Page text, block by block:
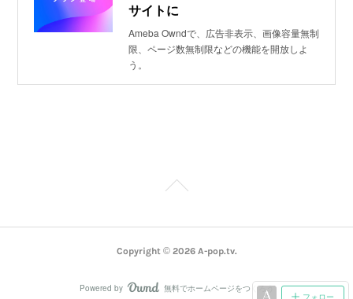
サイトに
Ameba Owndで、広告非表示、画像容量無制
限、ページ数無制限などの機能を開放しよ
う。
フォロー
Copyright © 2026 A-pop.tv.
Powered by AmebaOwnd
無料でホームページをつくろう